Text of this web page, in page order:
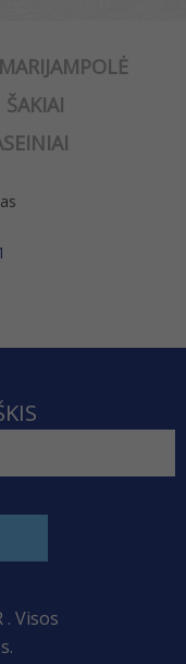
MARIJAMPOLĖ
ŠAKIAI
. Visos